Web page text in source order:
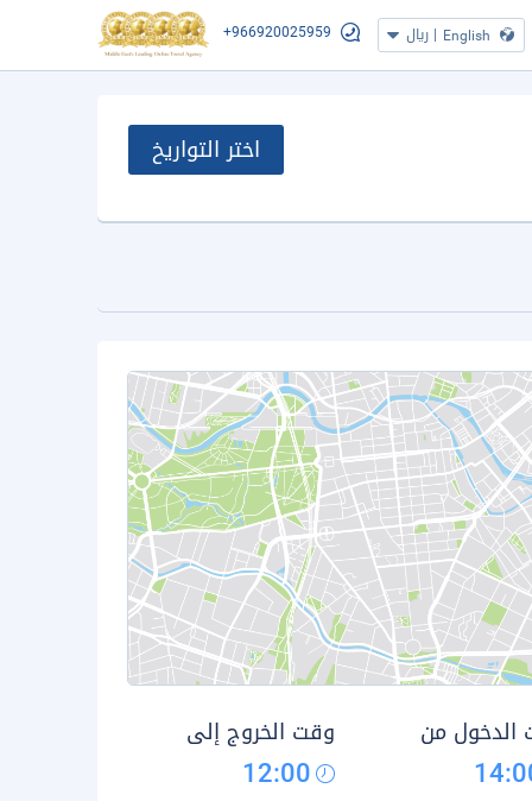
English
| ريال +966920025959
اختر التواريخ
من وقت الخروج إلى
12:00